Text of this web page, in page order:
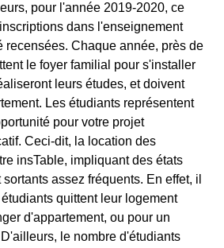
pour l'année 2019-2020, ce
dans l'enseignement
recensées. Chaque année, près de
le foyer familial pour s'installer
leurs études, et doivent
Les étudiants représentent
pour votre projet
Ceci-dit, la location des
insTable, impliquant des états
assez fréquents. En effet, il
quittent leur logement
d'appartement, ou pour un
le nombre d'étudiants